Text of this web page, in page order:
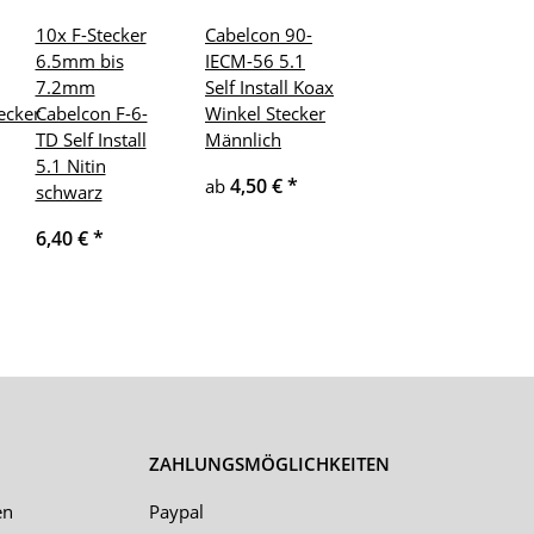
10x F-Stecker
6.5mm bis
7.2mm
Cabelcon F-6-
TD Self Install
5.1 Nitin
schwarz
6,40 €*
Cabelcon 90-
IECM-56 5.1
Self Install Koax
Winkel Stecker
Männlich
ab 4,50 €*
ZAHLUNGSMÖGLICHKEITEN
Paypal